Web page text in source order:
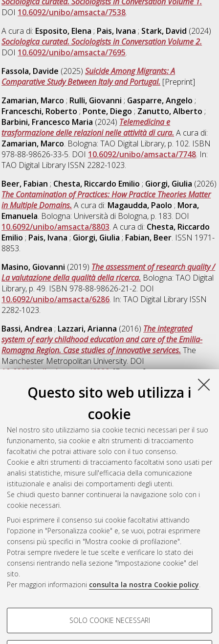
Questo sito web utilizza i
cookie
Nel nostro sito utilizziamo sia cookie tecnici necessari per il suo
funzionamento, sia cookie e altri strumenti di tracciamento
facoltativi che potrai attivare solo con il tuo consenso.
Cookie e altri strumenti di tracciamento facoltativi sono usati per
analisi statistiche, misure sull'efficacia della comunicazione
istituzionale e analisi dei comportamenti degli utenti.
Se chiudi questo banner continuerai la navigazione solo con i
cookie necessari.
Puoi esprimere il consenso sui cookie facoltativi attivando
l'opzione in "Personalizza cookie" e, se vuoi, potrai esprimere
consensi più specifici in "Mostra cookie di profilazione".
Potrai sempre rivedere le tue scelte e verificare lo stato dei
consensi rientrando nella sezione "Impostazione cookie" del
sito.
Per maggiori informazioni consulta la nostra Cookie policy.
COOKIE DI PROFILAZIONE -
Si tratta di cookie utilizzati per analizzare le caratteristiche della
SOLO COOKIE NECESSARI
DOI 10.6092/unibo/amsacta/7538.
A cura di: Esposito, Elena ; Pais, Ivana ; Stark, David (2024)
Sociologica curated. Sociologists in Conversation Volume 2.
DOI 10.6092/unibo/amsacta/7695.
Fassola, Davide (2025)Suicide Among Migrants: A
Comparative Study Between Italy and Portugal. [Preprint]
Zamarian, Marco ; Rulli, Giovanni ; Gasparre, Angelo ;
Franceschi, Roberto ; Ponte, Diego ; Zanutto, Alberto ;
Barbini, Francesco Maria (2024) Telemedicina e
trasformazione delle relazioni nelle attività di cura. A cura di:
Zamarian, Marco. Bologna: TAO Digital Library, p. 102. ISBN
978-88-98626-33-5. DOI 10.6092/unibo/amsacta/7748. In:
TAO Digital Library ISSN 2282-1023.
Beer, Fabian ; Chesta, Riccardo Emilio ; Giorgi, Giulia (2026)
The Contamination of Practices: How Practice Theories Matter
in Multiple Domains. A cura di: Magaudda, Paolo ; Mora,
Emanuela. Bologna: Università di Bologna, p. 183. DOI
10.6092/unibo/amsacta/8803. A cura di: Chesta, Riccardo
Emilio ; Pais, Ivana ; Giorgi, Giulia ; Fabian, Beer. ISSN 1971-
8853.
Masino, Giovanni (2019) The assessment of research quality /
La valutazione della qualità della ricerca. Bologna: TAO Digital
Library, p. 49. ISBN 978-88-98626-21-2. DOI
10.6092/unibo/amsacta/6286. In: TAO Digital Library ISSN
2282-1023.
Bassi, Andrea ; Lazzari, Arianna (2016) The integrated
system of early childhood education and care of the Emilia-
Romagna Region. Case studies of innovative services. The
Manchester Metropolitan University. DOI
10.6092/unibo/amsacta/6299. [Dataset]
Albano, Roberto;Masino, Giovanni; Maggi, Bruno (2010)
The relevance of Giddens' structuration theory for
Bologna: TAO Digital Library, ISBN
10.6092/unibo/amsacta/2774
TAO Digital Library ISSN 2282-1023.
Fassola, Davide(2024)What are the correlations between
depression and suicide? [Preprint]
Questa lista e' stata generata ilThu Aug 6 20:31:52 2026
CEST
Atom
Rss
2.0
AMS Acta
ISSN: 2038-7954
re3data.org -
doi.org/10.17616/R3P19R
Servizio implementato e
Impostazioni Cookie
repository